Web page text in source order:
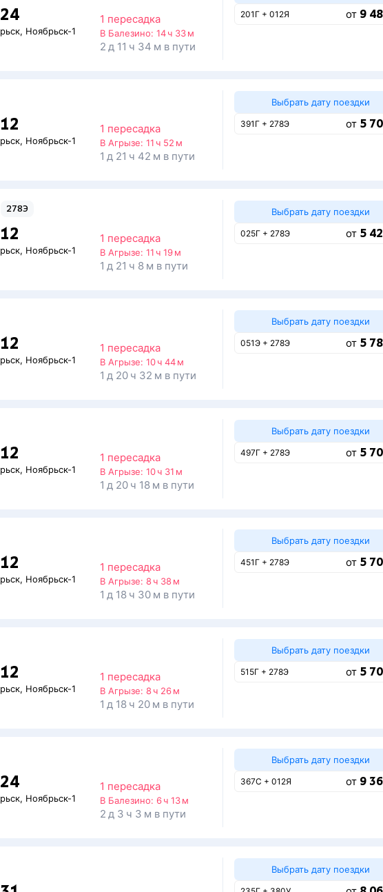
, Ноябрьск-1
1 пересадка
В Балезино: 14 ч 33 м
2 д 11 ч 34 м в пути
201Г + 012Я от 9
, Ноябрьск-1
1 пересадка
В Агрызе: 11 ч 52 м
1 д 21 ч 42 м в пути
Выбрать дату поездки
391Г + 278Э от 5
278Э
, Ноябрьск-1
1 пересадка
В Агрызе: 11 ч 19 м
1 д 21 ч 8 м в пути
Выбрать дату поездки
025Г + 278Э от 5
, Ноябрьск-1
1 пересадка
В Агрызе: 10 ч 44 м
1 д 20 ч 32 м в пути
Выбрать дату поездки
051Э + 278Э от 5
, Ноябрьск-1
1 пересадка
В Агрызе: 10 ч 31 м
1 д 20 ч 18 м в пути
Выбрать дату поездки
497Г + 278Э от 5
, Ноябрьск-1
1 пересадка
В Агрызе: 8 ч 38 м
1 д 18 ч 30 м в пути
Выбрать дату поездки
451Г + 278Э от 5
, Ноябрьск-1
1 пересадка
В Агрызе: 8 ч 26 м
1 д 18 ч 20 м в пути
Выбрать дату поездки
515Г + 278Э от 5
, Ноябрьск-1
1 пересадка
В Балезино: 6 ч 13 м
2 д 3 ч 3 м в пути
Выбрать дату поездки
367С + 012Я от 9
Выбрать дату поездки